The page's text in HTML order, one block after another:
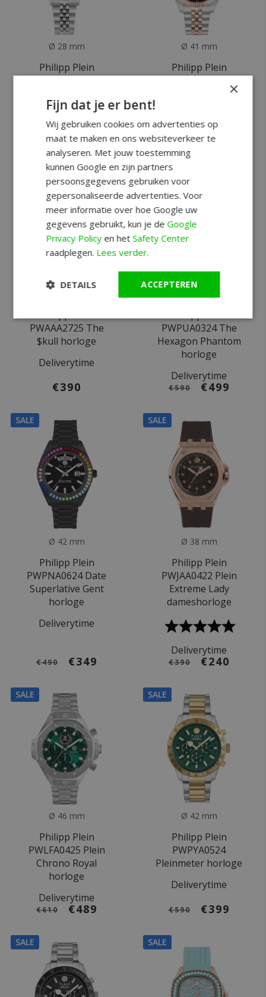
Ø 28 mm
Philipp Plein
dameshorloge
Deliverytime
€390 €329
Ø 41 mm
Philipp Plein
Superlative Gent
Deliverytime
€450
PWAAA2725 The
$kull horloge
Deliverytime
€390
SALE
PWPUA0324 The
Hexagon Phantom
horloge
Deliverytime
€590 €499
SALE
Ø 42 mm
Philipp Plein
PWPNA0624 Date
Superlative Gent
horloge
Deliverytime
€490 €349
SALE
Ø 38 mm
Philipp Plein
PWJAA0422 Plein
Extreme Lady
dameshorloge
Deliverytime
€390 €240
SALE
Ø 46 mm
Philipp Plein
PWLFA0425 Plein
Chrono Royal
horloge
Deliverytime
€610 €489
SALE
Ø 42 mm
Philipp Plein
PWPYA0524
Pleinmeter horloge
Deliverytime
€590 €399
SALE SALE
×
Fijn dat je er bent!
Wij gebruiken cookies om advertenties op
maat te maken en ons websiteverkeer te
analyseren. Met jouw toestemming
kunnen Google en zijn partners
persoonsgegevens gebruiken voor
gepersonaliseerde advertenties. Voor
meer informatie over hoe Google uw
gegevens gebruikt, kun je deGoogle
Privacy Policyen hetSafety Center
raadplegen. Lees verder.
ACCEPTEREN
DETAILS